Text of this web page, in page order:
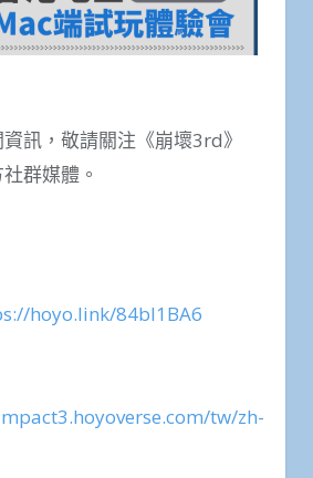
訊，敬請關注《崩壞3rd》
群媒體。
hoyo.link/84bI1BA6
tw/zh-